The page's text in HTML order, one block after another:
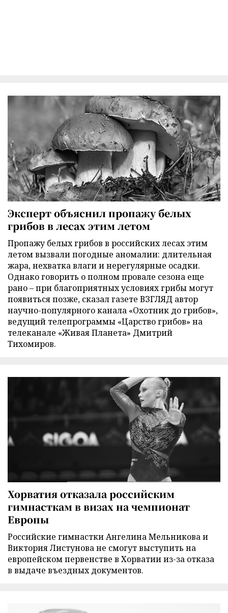
Эксперт объяснил пропажу белых
грибов в лесах этим летом
Пропажу белых грибов в российских лесах этим
летом вызвали погодные аномалии: длительная
жара, нехватка влаги и нерегулярные осадки.
Однако говорить о полном провале сезона еще
рано – при благоприятных условиях грибы могут
появиться позже, сказал газете ВЗГЛЯД автор
научно-популярного канала «Охотник до грибов»,
ведущий телепрограммы «Царство грибов» на
телеканале «Живая Планета» Дмитрий
Тихомиров.
Хорватия отказала российским
гимнасткам в визах на чемпионат
Европы
Российские гимнастки Ангелина Мельникова и
Виктория Листунова не смогут выступить на
европейском первенстве в Хорватии из-за отказа
в выдаче въездных документов.